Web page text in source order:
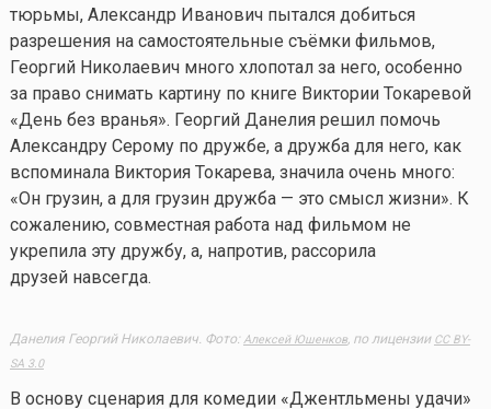
тюрьмы, Александр Иванович пытался добиться
разрешения на самостоятельные съёмки фильмов,
Георгий Николаевич много хлопотал за него, особенно
за право снимать картину по книге Виктории Токаревой
«День без вранья». Георгий Данелия решил помочь
Александру Серому по дружбе, а дружба для него, как
вспоминала Виктория Токарева, значила очень много:
«Он грузин, а для грузин дружба — это смысл жизни». К
сожалению, совместная работа над фильмом не
укрепила эту дружбу, а, напротив, рассорила
друзей навсегда.
Данелия Георгий Николаевич. Фото: Алексей Юшенков, по лицензии CC BY-
SA 3.0
В основу сценария для комедии «Джентльмены удачи»